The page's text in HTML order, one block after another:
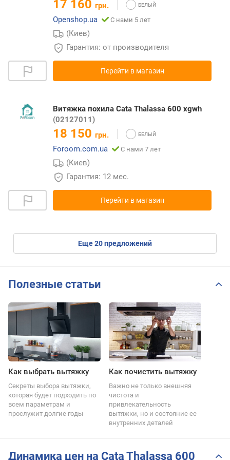
17 160 грн.
Openshop.ua
С нами 5 лет
(Киев)
Гарантия: от производителя
Перейти в магазин
Витяжка похила Cata Thalassa 600 xgwh
(02127011)
18 150 грн.
Foroom.com.ua
С нами 7 лет
(Киев)
Гарантия: 12 мес.
Перейти в магазин
eще20предложений
Полезные статьи
Как выбрать вытяжку
Секреты выбора вытяжки,
которая будет подходить по
всем параметрам и
прослужит долгие годы
Как почистить вытяжку
Важно не только внешняя
чистота и
привлекательность
вытяжки, но и состояние ее
внутренних деталей
Динамика цен на Cata Thalassa 600